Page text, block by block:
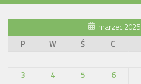
marzec 2025
P
W Ś C
3
4 5 6